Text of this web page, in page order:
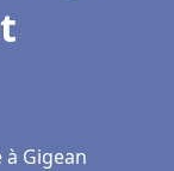
Gigean